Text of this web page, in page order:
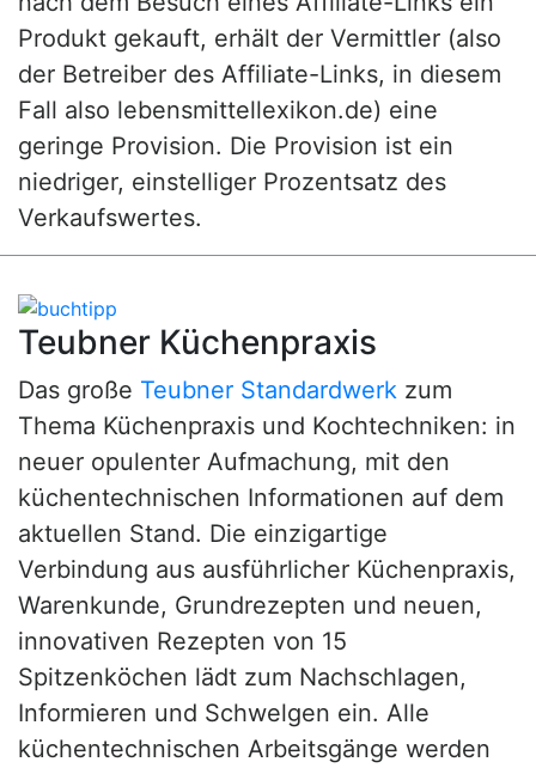
Produkt gekauft, erhält der Vermittler (also
der Betreiber des Affiliate-Links, in diesem
Fall also lebensmittellexikon.de) eine
geringe Provision. Die Provision ist ein
niedriger, einstelliger Prozentsatz des
Verkaufswertes.
Teubner Küchenpraxis
Das große Teubner Standardwerk zum
Thema Küchenpraxis und Kochtechniken: in
neuer opulenter Aufmachung, mit den
küchentechnischen Informationen auf dem
aktuellen Stand. Die einzigartige
Verbindung aus ausführlicher Küchenpraxis,
Warenkunde, Grundrezepten und neuen,
innovativen Rezepten von 15
Spitzenköchen lädt zum Nachschlagen,
Informieren und Schwelgen ein. Alle
küchentechnischen Arbeitsgänge werden